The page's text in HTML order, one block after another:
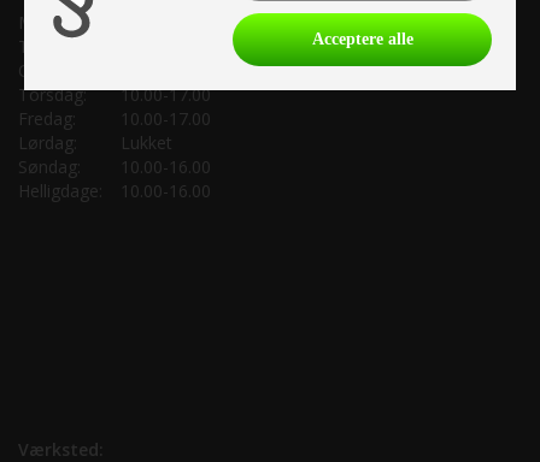
Mandag:
Tirsdag:
Onsdag:
Torsdag:
10.00-17.00
Fredag:
10.00-17.00
Lørdag:
Lukket
Søndag:
10.00-16.00
Helligdage:
10.00-16.00
Værksted:
Acceptere alle